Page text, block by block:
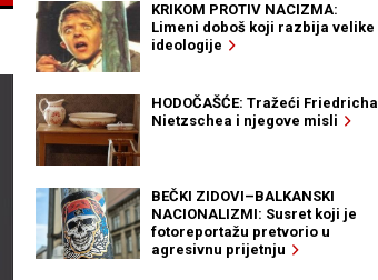
KRIKOM PROTIV NACIZMA:
Limeni doboš koji razbija velike
ideologije
HODOČAŠĆE: Tražeći Friedricha
Nietzschea i njegove misli
BEČKI ZIDOVI–BALKANSKI
NACIONALIZMI: Susret koji je
fotoreportažu pretvorio u
agresivnu prijetnju